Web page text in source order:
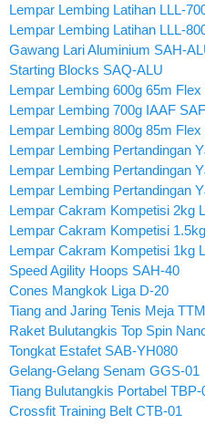
Lempar Lembing Latihan LLL-
Lempar Lembing Latihan LLL-
Gawang Lari Aluminium SAH-
Starting Blocks SAQ-ALU
Lempar Lembing 600g 65m
Lempar Lembing 700g IAAF
Lempar Lembing 800g 85m
Lempar Lembing Pertandingan
Lempar Lembing Pertandingan
Lempar Lembing Pertandingan
Lempar Cakram Kompetisi 2kg
Lempar Cakram Kompetisi
Lempar Cakram Kompetisi 1kg
Speed Agility Hoops SAH-40
Cones Mangkok Liga D-20
Tiang and Jaring Tenis Meja
Raket Bulutangkis Top Spin
Tongkat Estafet SAB-YH080
Gelang-Gelang Senam GGS-01
Tiang Bulutangkis Portabel TBP-
Crossfit Training Belt CTB-01